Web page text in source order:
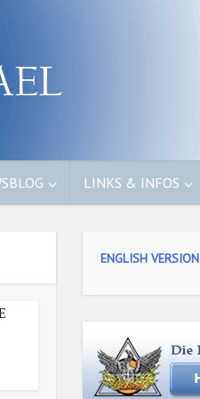
LINKS & INFOS
ENGLISH VERSION